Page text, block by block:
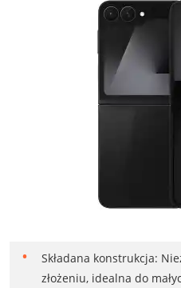
Składana konstrukcja:
złożeniu, idealna do